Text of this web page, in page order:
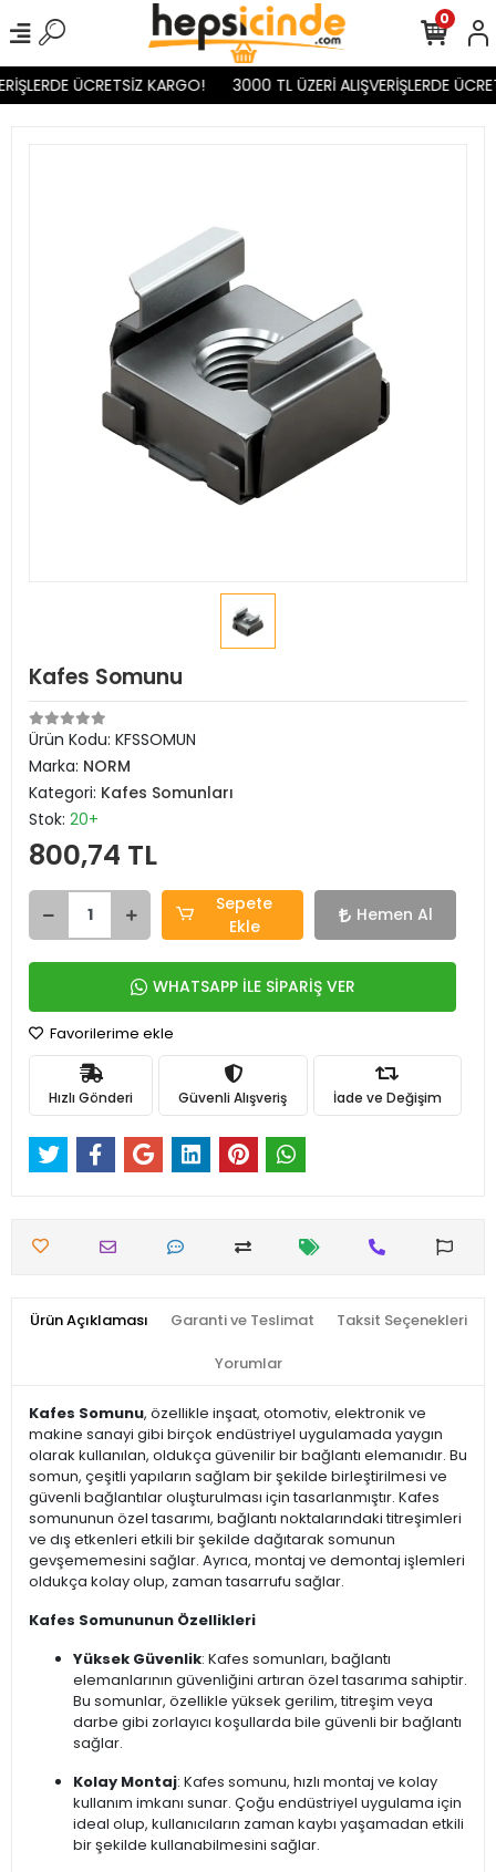
ÜCRETSİZ KARGO! 3000 TL ÜZERİ ALIŞVERİŞLERDE
0
Kafes Somunu
Ürün Kodu: KFSSOMUN
Marka: NORM
Kategori: Kafes Somunları
Stok: 20+
800,74 TL
Sepete
Ekle
Hemen Al
WHATSAPP İLE SİPARİŞ VER
Favorilerime ekle
Hızlı Gönderi Güvenli Alışveriş İade ve Değişim
Ürün Açıklaması Garanti ve Teslimat Taksit Seçenekleri
Yorumlar
Kafes Somunu, özellikle inşaat, otomotiv, elektronik ve
makine sanayi gibi birçok endüstriyel uygulamada yaygın
olarak kullanılan, oldukça güvenilir bir bağlantı elemanıdır. Bu
somun, çeşitli yapıların sağlam bir şekilde birleştirilmesi ve
güvenli bağlantılar oluşturulması için tasarlanmıştır. Kafes
somununun özel tasarımı, bağlantı noktalarındaki titreşimleri
ve dış etkenleri etkili bir şekilde dağıtarak somunun
gevşememesini sağlar. Ayrıca, montaj ve demontaj işlemleri
oldukça kolay olup, zaman tasarrufu sağlar.
Kafes Somununun Özellikleri
Yüksek Güvenlik: Kafes somunları, bağlantı
elemanlarının güvenliğini artıran özel tasarıma sahiptir.
Bu somunlar, özellikle yüksek gerilim, titreşim veya
darbe gibi zorlayıcı koşullarda bile güvenli bir bağlantı
sağlar.
Kolay Montaj: Kafes somunu, hızlı montaj ve kolay
kullanım imkanı sunar. Çoğu endüstriyel uygulama için
ideal olup, kullanıcıların zaman kaybı yaşamadan etkili
bir şekilde kullanabilmesini sağlar.